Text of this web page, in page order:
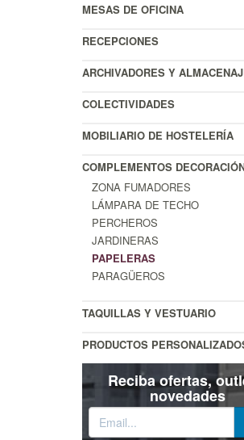
MESAS DE OFICINA
RECEPCIONES
ARCHIVADORES Y
COLECTIVIDADES
MOBILIARIO DE HOSTELERÍA
COMPLEMENTOS
ZONA FUMADORES
LÁMPARA DE TECHO
PERCHEROS
JARDINERAS
PAPELERAS
PARAGÜEROS
TAQUILLAS Y VESTUARIO
PRODUCTOS
Reciba ofertas,
novedades